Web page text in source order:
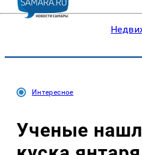
Интересное
Ученые